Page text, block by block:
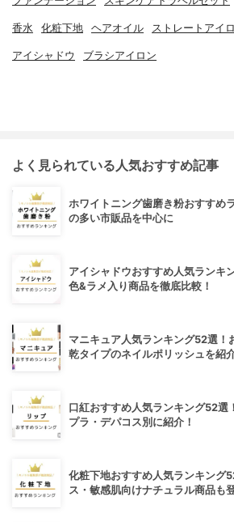
香水 化粧下地 ヘアオイル ストレートアイ
アイシャドウ ブラシアイロン
よく見られている人気おすすめ記事
ホワイトニング歯磨き粉おすすめ
の多い市販品を中心に
アイシャドウおすすめ人気ランキ
色&ラメ入り商品を徹底比較！
マニキュア人気ランキング52選！
乾タイプのネイルポリッシュを紹
口紅おすすめ人気ランキング52選
プラ・デパコス別に紹介！
化粧下地おすすめ人気ランキング
ス・敏感肌向けナチュラル商品も